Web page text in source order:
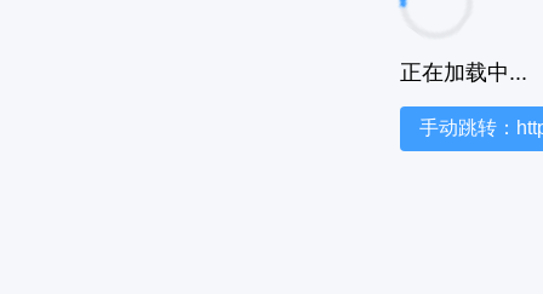
正在加载中...
手动跳转：